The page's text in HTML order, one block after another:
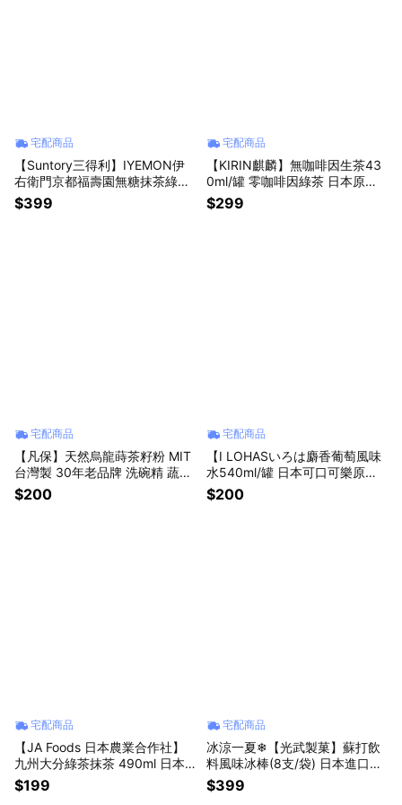
宅配商品
【Suntory三得利】IYEMON伊
右衛門京都福壽園無糖抹茶綠茶
2000ml 日本原裝進口食品即飲
茶 無糖飲料 辦公室點心下午茶
$399
宅配商品
【KIRIN麒麟】無咖啡因生茶43
0ml/罐 零咖啡因綠茶 日本原裝
進口食品 專利去咖啡因技術 茶
葉回甘 父親節禮物 男女友禮物
$299
宅配商品
【凡保】天然烏龍蒔茶籽粉 MIT
台灣製 30年老品牌 洗碗精 蔬果
清潔劑 廚房生活用品 長輩禮物
老人禮物 搬新家拜訪禮品 星座
$200
宅配商品
【I LOHASいろは麝香葡萄風味
水540ml/罐 日本可口可樂原裝
進口 清爽低負擔果香飲無氣泡飲
葡萄風味飲料水清甜含糖果汁水
$200
宅配商品
【JA Foods 日本農業合作社】
九州大分綠茶抹茶 490ml 日本
進口食品 無糖罐裝飲料 中秋節
烤肉 朋友禮物 生日禮物 夏季拌
$199
宅配商品
冰涼一夏❄【光武製菓】蘇打飲
料風味冰棒(8支/袋) 日本進口美
食零食 藍色氣泡水 清涼消暑 夏
天解渴 古早味水果汁 拜訪禮物
$399